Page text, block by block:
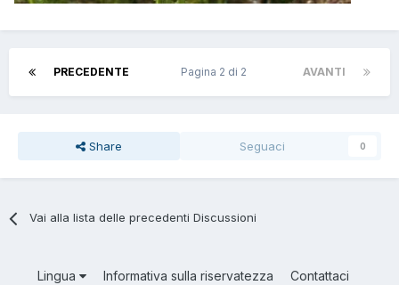
PRECEDENTE AVANTI
Pagina 2 di 2
Share Seguaci 0
Vai alla lista delle precedenti Discussioni
Lingua Informativa sulla riservatezza
Contattaci